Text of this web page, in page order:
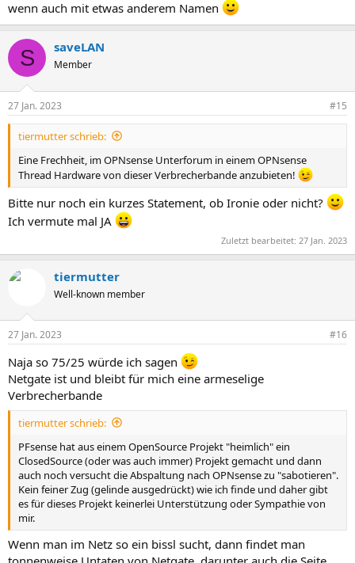
wenn auch mit etwas anderem Namen
S saveLAN
Member
27 Jan. 2023 #15
tiermutter schrieb:
Eine Frechheit, im OPNsense Unterforum in einem OPNsense
Thread Hardware von dieser Verbrecherbande anzubieten!
Bitte nur noch ein kurzes Statement, ob Ironie oder nicht?
Ich vermute mal JA
Zuletzt bearbeitet: 27 Jan. 2023
tiermutter
Well-known member
27 Jan. 2023 #16
Naja so 75/25 würde ich sagen
Netgate ist und bleibt für mich eine armeselige
Verbrecherbande
tiermutter schrieb:
PFsense hat aus einem OpenSource Projekt "heimlich" ein
ClosedSource (oder was auch immer) Projekt gemacht und dann
auch noch versucht die Abspaltung nach OPNsense zu "sabotieren".
Kein feiner Zug (gelinde ausgedrückt) wie ich finde und daher gibt
es für dieses Projekt keinerlei Unterstützung oder Sympathie von
mir.
Wenn man im Netz so ein bissl sucht, dann findet man